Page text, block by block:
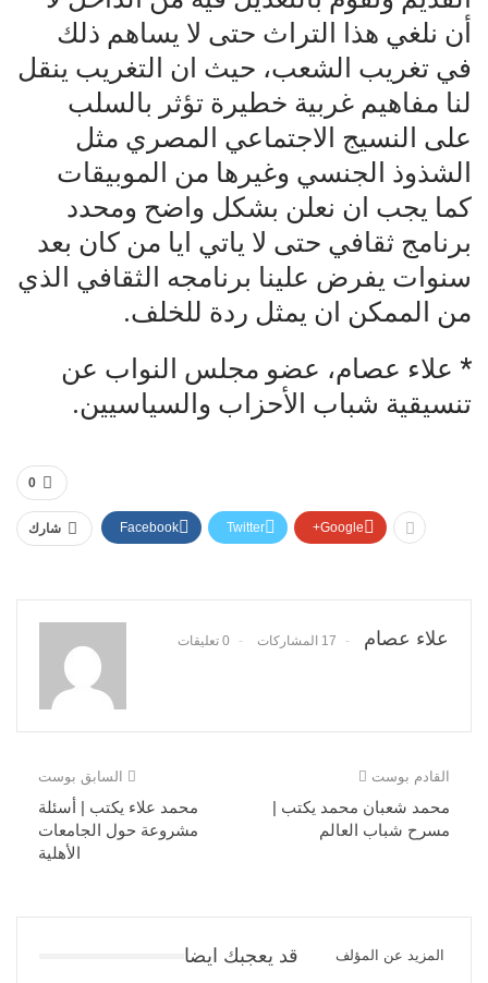
أن نلغي هذا التراث حتى لا يساهم ذلك
في تغريب الشعب، حيث ان التغريب ينقل
لنا مفاهيم غربية خطيرة تؤثر بالسلب
على النسيج الاجتماعي المصري مثل
الشذوذ الجنسي وغيرها من الموبيقات
كما يجب ان نعلن بشكل واضح ومحدد
برنامج ثقافي حتى لا ياتي ايا من كان بعد
سنوات يفرض علينا برنامجه الثقافي الذي
من الممكن ان يمثل ردة للخلف.
* علاء عصام، عضو مجلس النواب عن
تنسيقية شباب الأحزاب والسياسيين.
0
شارك Facebook Twitter Google+
علاء عصام 17 المشاركات 0 تعليقات
السابق بوست
محمد علاء يكتب | أسئلة
مشروعة حول الجامعات
الأهلية
القادم بوست
محمد شعبان محمد يكتب |
مسرح شباب العالم
قد يعجبك ايضا المزيد عن المؤلف